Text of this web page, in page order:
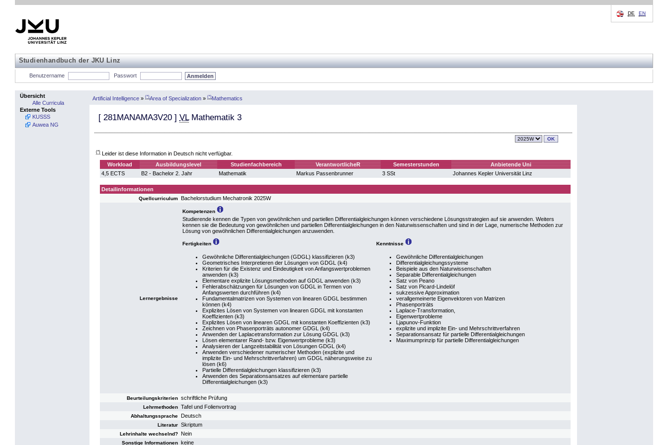
Studienhandbuch der JKU Linz
DE EN
Benutzername Passwort
Übersicht
Alle Curricula
Externe Tools
KUSSS
Auwea NG
Artificial Intelligence » (*)Area of Specialization » (*)Mathematics
[ 281MANAMA3V20 ] VLMathematik 3
(*) Leider ist diese Information in Deutsch nicht verfügbar.
Workload
Ausbildungslevel Studienfachbereich VerantwortlicheR Semesterstunden
Anbietende Uni
4,5 ECTS
B2 - Bachelor 2. Jahr Mathematik Markus Passenbrunner 3 SSt Johannes Kepler Universität Linz
Detailinformationen
Quellcurriculum Bachelorstudium Mechatronik 2025W
Lernergebnisse
Kompetenzen
Studierende kennen die Typen von gewöhnlichen und partiellen Differentialgleichungen können verschiedene Lösungsstrategien auf sie anwenden. Weiters
kennen sie die Bedeutung von gewöhnlichen und partiellen Differentialgleichungen in den Naturwissenschaften und sind in der Lage, numerische Methoden zur
Lösung von gewöhnlichen Differentialgleichungen anzuwenden.
Fertigkeiten Kenntnisse
Gewöhnliche Differentialgleichungen (GDGL) klassifizieren (k3)
Geometrisches Interpretieren der Lösungen von GDGL (k4)
Kriterien für die Existenz und Eindeutigkeit von Anfangswertproblemen
anwenden (k3)
Elementare explizite Lösungsmethoden auf GDGL anwenden (k3)
Fehlerabschätzungen für Lösungen von GDGL in Termen von
Anfangswerten durchführen (k4)
Fundamentalmatrizen von Systemen von linearen GDGL bestimmen
können (k4)
Explizites Lösen von Systemen von linearen GDGL mit konstanten
Koeffizienten (k3)
Explizites Lösen von linearen GDGL mit konstanten Koeffizienten (k3)
Zeichnen von Phasenporträts autonomer GDGL (k4)
Anwenden der Laplacetransformation zur Lösung GDGL (k3)
Lösen elementarer Rand- bzw. Eigenwertprobleme (k3)
Analysieren der Langzeitstabilität von Lösungen GDGL (k4)
Anwenden verschiedener numerischer Methoden (explizite und
implizite Ein- und Mehrschrittverfahren) um GDGL näherungsweise zu
lösen (k6)
Partielle Differentialgleichungen klassifizieren (k3)
Anwenden des Separationsansatzes auf elementare partielle
Differentialgleichungen (k3)
Gewöhnliche Differentialgleichungen
Differentialgleichungssysteme
Beispiele aus den Naturwissenschaften
Separable Differentialgleichungen
Satz von Peano
Satz von Picard-Lindelöf
sukzessive Approximation
verallgemeinerte Eigenvektoren von Matrizen
Phasenporträts
Laplace-Transformation,
Eigenwertprobleme
Ljapunov-Funktion
explizite und implizite Ein- und Mehrschrittverfahren
Separationsansatz für partielle Differentialgleichungen
Maximumprinzip für partielle Differentialgleichungen
Beurteilungskriterien schriftliche Prüfung
Lehrmethoden Tafel und Folienvortrag
Abhaltungssprache Deutsch
Literatur Skriptum
Lehrinhalte wechselnd? Nein
Sonstige Informationen keine